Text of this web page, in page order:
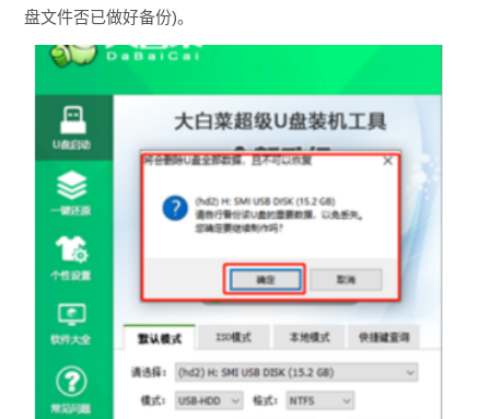
盘文件否已做好备份)。